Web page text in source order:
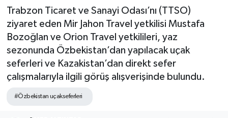
Trabzon Ticaret ve Sanayi Odası’nı (TTSO)
ziyaret eden Mir Jahon Travel yetkilisi Mustafa
Bozoğlan ve Orion Travel yetkilileri, yaz
sezonunda Özbekistan’dan yapılacak uçak
seferleri ve Kazakistan’dan direkt sefer
çalışmalarıyla ilgili görüş alışverişinde bulundu.
#Özbekistan uçakseferleri
Haber Arşivi